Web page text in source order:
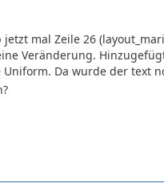
jetzt mal Zeile 26
Veränderung.
Uniform. Da wurde der text